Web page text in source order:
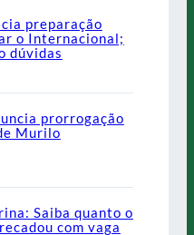
preparação
o Internacional;
dúvidas
prorrogação
Murilo
Saiba quanto o
com vaga